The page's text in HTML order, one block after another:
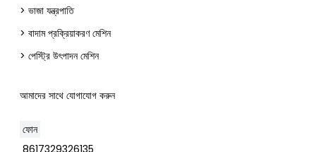
> ভাজা যন্ত্রপাতি
> বাদাম প্রক্রিয়াকরণ মেশিন
> পেস্ট্রি উৎপাদন মেশিন
আমাদের সাথে যোগাযোগ করুন
ফোন
8617329326135